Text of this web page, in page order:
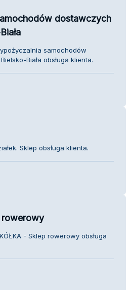
dostawczych
samochodów
Biała obsługa klienta.
Sklep obsługa klienta.
rowerowy
- Sklep rowerowy obsługa